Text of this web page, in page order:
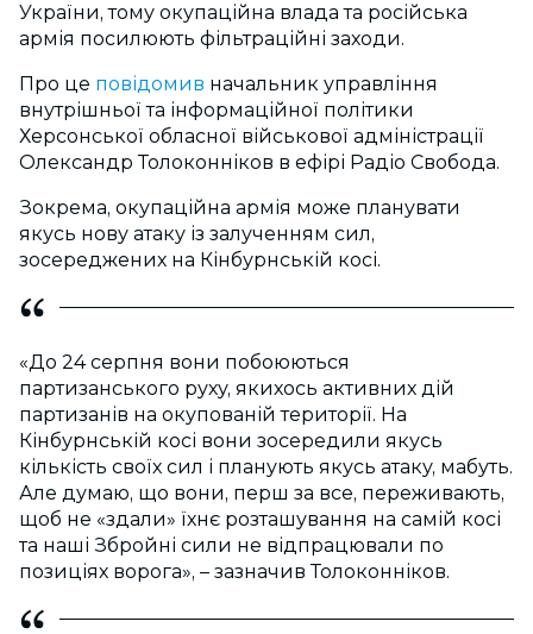
України, тому окупаційна влада та російська
армія посилюють фільтраційні заходи.
Про це повідомив начальник управління
внутрішньої та інформаційної політики
Херсонської обласної військової адміністрації
Олександр Толоконніков в ефірі Радіо Свобода.
Зокрема, окупаційна армія може планувати
якусь нову атаку із залученням сил,
зосереджених на Кінбурнській косі.
«До 24 серпня вони побоюються
партизанського руху, якихось активних дій
партизанів на окупованій території. На
Кінбурнській косі вони зосередили якусь
кількість своїх сил і планують якусь атаку, мабуть.
Але думаю, що вони, перш за все, переживають,
щоб не «здали» їхнє розташування на самій косі
та наші Збройні сили не відпрацювали по
позиціях ворога», – зазначив Толоконніков.